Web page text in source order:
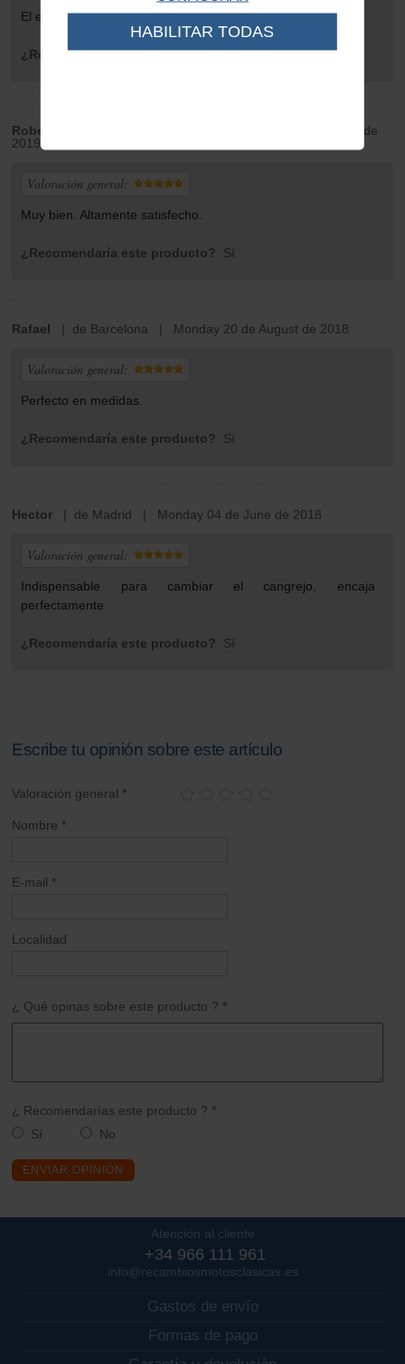
El envío antes de lo estipulado. El material perfecto.
¿Recomendaría este producto?Sí
Roberto Encinas
| de Barcelona | Monday 18 de March de
2019
Valoración general:
Muy bien. Altamente satisfecho.
¿Recomendaría este producto? Sí
Rafael | de Barcelona | Monday 20 de August de 2018
Valoración general:
Perfecto en medidas.
¿Recomendaría este producto? Sí
Hector | de Madrid | Monday 04 de June de 2018
Valoración general:
Indispensable para cambiar el cangrejo, encaja
perfectamente
¿Recomendaría este producto? Sí
Escribe tu opinión sobre este artículo
Valoración general *
Nombre *
E-mail *
Localidad
¿ Qué opinas sobre este producto ? *
¿ Recomendarías este producto ? *
Sí
No
ENVIAR OPINIÓN
Atención al cliente
+34 966 111 961
info@recambiosmotosclasicas.es
Gastos de envío
Formas de pago
HABILITAR TODAS